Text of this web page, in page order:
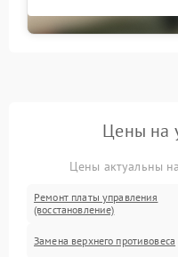
Цены на
Цены актуальны
Ремонт платы управления
(восстановление)
Замена верхнего противовеса